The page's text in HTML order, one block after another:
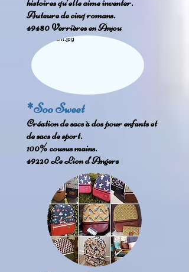
histoires qu’elle aime inventer.
Auteure de cinq romans.
49480 Verrières en Anjou
*Soo Sweet
Création de sacs à dos pour enfants et
de sacs de sport.
100% cousus mains.
49220 Le Lion d'Angers